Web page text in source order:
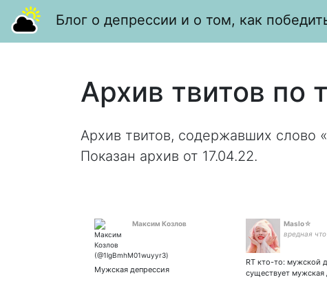
Блог о депрессии и о том, как
Архив твитов по
Архив твитов, содержавших слово
Показан архив от 17.04.22.
Максим Козлов
Мужская депрессия
Maslo☆
вредная
RT кто-то: мужской
существует мужская